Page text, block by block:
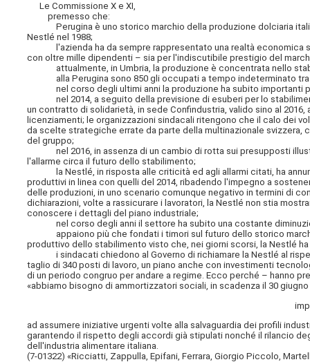
Le Commissione X e XI,
premesso che:
Perugina è uno storico marchio della produzione dolciaria
Nestlé nel 1988;
l'azienda ha da sempre rappresentato una realtà economica
con oltre mille dipendenti – sia per l'indiscutibile prestigio del
attualmente, in Umbria, la produzione è concentrata nello
alla Perugina sono 850 gli occupati a tempo indeterminato
nel corso degli ultimi anni la produzione ha subito importanti
nel 2014, a seguito della previsione di esuberi per lo
un contratto di solidarietà, in sede Confindustria, valido sino al
licenziamenti; le organizzazioni sindacali ritengono che il calo dei
da scelte strategiche errate da parte della multinazionale
del gruppo;
nel 2016, in assenza di un cambio di rotta sui presupposti
l'allarme circa il futuro dello stabilimento;
la Nestlé, in risposta alle criticità ed agli allarmi citati, ha
produttivi in linea con quelli del 2014, ribadendo l'impegno a
delle produzioni, in uno scenario comunque negativo in termini di
dichiarazioni, volte a rassicurare i lavoratori, la Nestlé non stia
conoscere i dettagli del piano industriale;
nel corso degli anni il settore ha subito una costante
appaiono più che fondati i timori sul futuro dello storico
produttivo dello stabilimento visto che, nei giorni scorsi, la Nestlé
i sindacati chiedono al Governo di richiamare la Nestlé al
taglio di 340 posti di lavoro, un piano anche con investimenti
di un periodo congruo per andare a regime. Ecco perché – hanno
«abbiamo bisogno di ammortizzatori sociali, in scadenza il 30
ad assumere iniziative urgenti volte alla salvaguardia dei profili
garantendo il rispetto degli accordi già stipulati nonché il rilancio
dell'industria alimentare italiana.
(7-01322) «Ricciatti, Zappulla, Epifani, Ferrara, Giorgio Piccolo,